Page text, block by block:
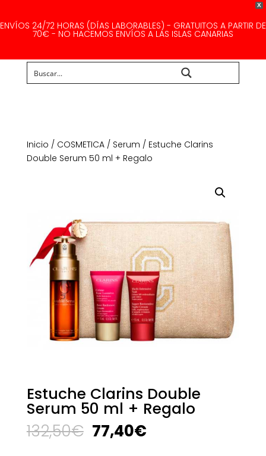
X
ENVÍOS 24/72 HORAS (DÍAS LABORABLES) - GRATUITOS A PARTIR DE
70€ - NO HACEMOS ENVÍOS A LAS ISLAS CANARIAS
Inicio / COSMETICA/ Serum / Estuche Clarins
Double Serum 50 ml + Regalo
Estuche Clarins Double
Serum 50 ml + Regalo
132,50€ El
precio
77,40€El